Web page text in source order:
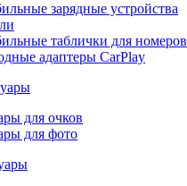
зарядные устройства
таблички для номеров
адаптеры CarPlay
для очков
для фото